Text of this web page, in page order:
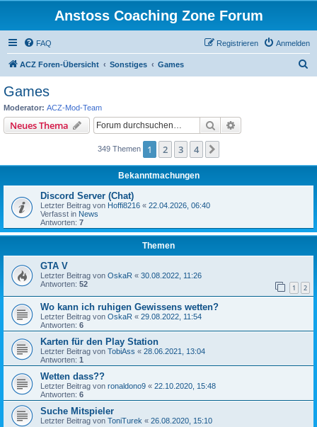
Anstoss Coaching Zone Forum
FAQ Anmelden
Registrieren
ACZ Foren-Übersicht Sonstiges Games
Games
Moderator: ACZ-Mod-Team
Neues Thema Suche
349 Themen 1 2 3 4
Bekanntmachungen
Discord Server (Chat)
Letzter Beitrag von Hoffi8216 « 22.04.2026, 06:40
Verfasst in News
Antworten: 7
Themen
GTA V
Letzter Beitrag von OskaR « 30.08.2022, 11:26
Antworten: 52 1 2
Wo kann ich ruhigen Gewissens wetten?
Letzter Beitrag von OskaR « 29.08.2022, 11:54
Antworten: 6
Karten für den Play Station
Letzter Beitrag von TobiAss « 28.06.2021, 13:04
Antworten: 1
Wetten dass??
Letzter Beitrag von ronaldono9 « 22.10.2020, 15:48
Antworten: 6
Suche Mitspieler
Letzter Beitrag von ToniTurek « 26.08.2020, 15:10